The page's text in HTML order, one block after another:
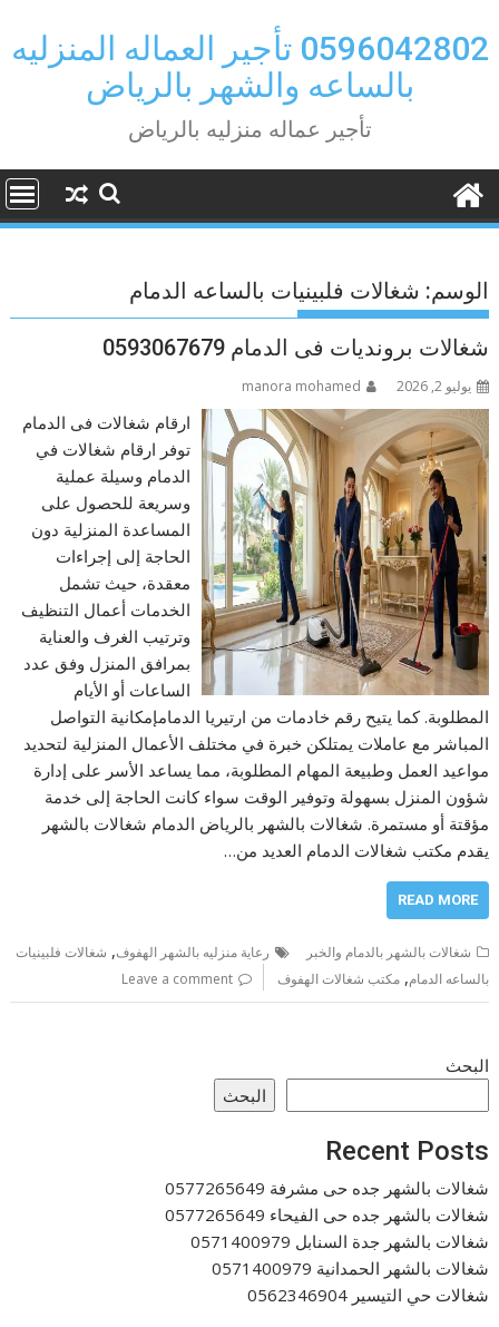
to
content
0596042802 تأجير العماله المنزليه
بالساعه والشهر بالرياض
تأجير عماله منزليه بالرياض
الوسم: شغالات فلبينيات بالساعه الدمام
شغالات برونديات فى الدمام 0593067679
يوليو 2, 2026 manora mohamed
ارقام شغالات فى الدمام
توفر ارقام شغالات في
الدمام وسيلة عملية
وسريعة للحصول على
المساعدة المنزلية دون
الحاجة إلى إجراءات
معقدة، حيث تشمل
الخدمات أعمال التنظيف
وترتيب الغرف والعناية
بمرافق المنزل وفق عدد
الساعات أو الأيام
المطلوبة. كما يتيح رقم خادمات من ارتيريا الدمامإمكانية التواصل
المباشر مع عاملات يمتلكن خبرة في مختلف الأعمال المنزلية لتحديد
مواعيد العمل وطبيعة المهام المطلوبة، مما يساعد الأسر على إدارة
شؤون المنزل بسهولة وتوفير الوقت سواء كانت الحاجة إلى خدمة
مؤقتة أو مستمرة. شغالات بالشهر بالرياض الدمام شغالات بالشهر
يقدم مكتب شغالات الدمام العديد من…
READ MORE
شغالات بالشهر بالدمام والخبر رعاية منزليه بالشهر الهفوف, شغالات فلبينيات
بالساعه الدمام,مكتب شغالات الهفوف Leave a comment
البحث
البحث
Recent Posts
شغالات بالشهر جده حى مشرفة 0577265649
شغالات بالشهر جده حى الفيحاء 0577265649
شغالات بالشهر جدة السنابل 0571400979
شغالات بالشهر الحمدانية 0571400979
شغالات حي التيسير 0562346904